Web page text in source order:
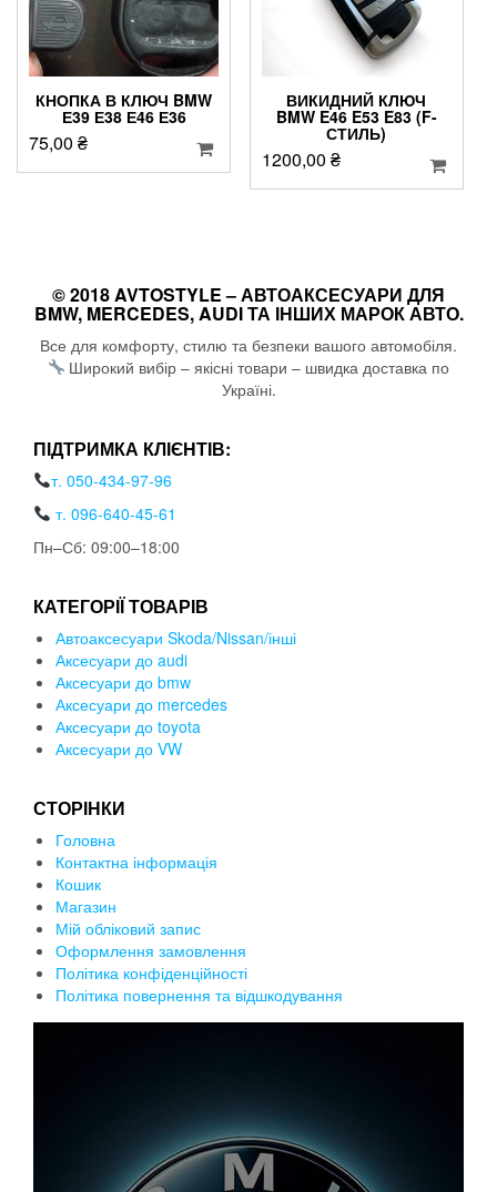
КНОПКА В КЛЮЧ BMW
Е39 Е38 Е46 Е36
75,00 ₴
ВИКИДНИЙ КЛЮЧ
BMW E46 E53 E83 (F-
СТИЛЬ)
1200,00 ₴
© 2018 AVTOSTYLE – АВТОАКСЕСУАРИ ДЛЯ
BMW, MERCEDES, AUDI ТА ІНШИХ МАРОК АВТО.
Все для комфорту, стилю та безпеки вашого автомобіля.
Широкий вибір – якісні товари – швидка доставка по
Україні.
ПІДТРИМКА КЛІЄНТІВ:
т. 050-434-97-96
т. 096-640-45-61
Пн–Сб: 09:00–18:00
КАТЕГОРІЇ ТОВАРІВ
Автоаксесуари Skoda/Nissan/інші
Аксесуари до audi
Аксесуари до bmw
Аксесуари до mercedes
Аксесуари до toyota
Аксесуари до VW
СТОРІНКИ
Головна
Контактна інформація
Кошик
Магазин
Мій обліковий запис
Оформлення замовлення
Політика конфіденційності
Політика повернення та відшкодування